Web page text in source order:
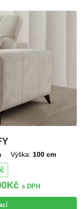
Výška: 100 cm
Kč s DPH